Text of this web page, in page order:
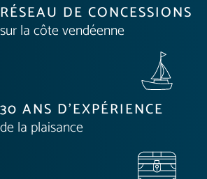
RÉSEAU DE CONCESSIONS
sur la côte vendéenne
30 ANS D'EXPÉRIENCE
de la plaisance